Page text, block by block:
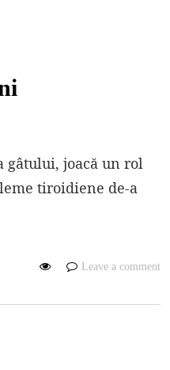
joacă un rol
tiroidiene de-a
Leave a comment